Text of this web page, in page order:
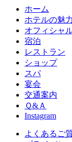
ホーム
ホテルの魅力
オフィシャ
宿泊
レストラン
ショップ
スパ
宴会
交通案内
Ｑ&Ａ
Instagram
よくあるご